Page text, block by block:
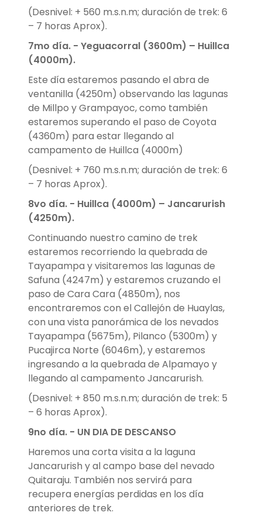
(Desnivel: + 560 m.s.n.m; duración de trek: 6
– 7 horas Aprox).
7mo día. - Yeguacorral (3600m) – Huillca
(4000m).
Este día estaremos pasando el abra de
ventanilla (4250m) observando las lagunas
de Millpo y Grampayoc, como también
estaremos superando el paso de Coyota
(4360m) para estar llegando al
campamento de Huillca (4000m)
(Desnivel: + 760 m.s.n.m; duración de trek: 6
– 7 horas Aprox).
8vo día. - Huillca (4000m) – Jancarurish
(4250m).
Continuando nuestro camino de trek
estaremos recorriendo la quebrada de
Tayapampa y visitaremos las lagunas de
Safuna (4247m) y estaremos cruzando el
paso de Cara Cara (4850m), nos
encontraremos con el Callejón de Huaylas,
con una vista panorámica de los nevados
Tayapampa (5675m), Pilanco (5300m) y
Pucajirca Norte (6046m), y estaremos
ingresando a la quebrada de Alpamayo y
llegando al campamento Jancarurish.
(Desnivel: + 850 m.s.n.m; duración de trek: 5
– 6 horas Aprox).
9no día. - UN DIA DE DESCANSO
Haremos una corta visita a la laguna
Jancarurish y al campo base del nevado
Quitaraju. También nos servirá para
recupera energías perdidas en los día
anteriores de trek.